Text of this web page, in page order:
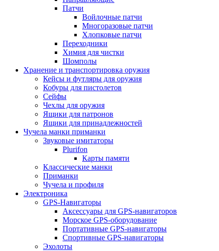
Патчи
Войлочные патчи
Многоразовые патчи
Хлопковые патчи
Переходники
Химия для чистки
Шомполы
Хранение и транспортировка оружия
Кейсы и футляры для оружия
Кобуры для пистолетов
Сейфы
Чехлы для оружия
Ящики для патронов
Ящики для принадлежностей
Чучела манки приманки
Звуковые имитаторы
Plurifon
Карты памяти
Классические манки
Приманки
Чучела и профиля
Электроника
GPS-Навигаторы
Аксессуары для GPS-навигаторов
Морское GPS-оборудование
Портативные GPS-навигаторы
Спортивные GPS-навигаторы
Эхолоты